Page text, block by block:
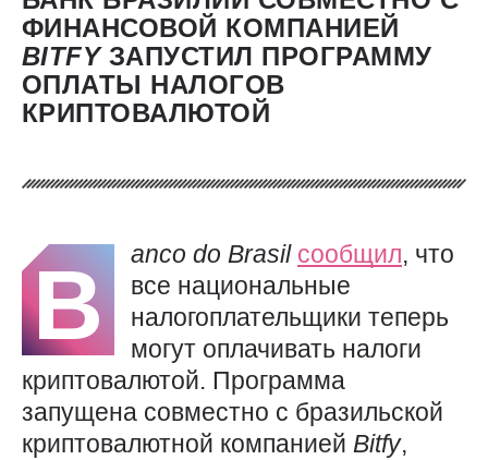
ФИНАНСОВОЙ КОМПАНИЕЙ
BITFY ЗАПУСТИЛ ПРОГРАММУ
ОПЛАТЫ НАЛОГОВ
КРИПТОВАЛЮТОЙ
B anco do Brasil сообщил, что
все национальные
налогоплательщики теперь
могут оплачивать налоги
криптовалютой. Программа
запущена совместно с бразильской
криптовалютной компанией Bitfy,